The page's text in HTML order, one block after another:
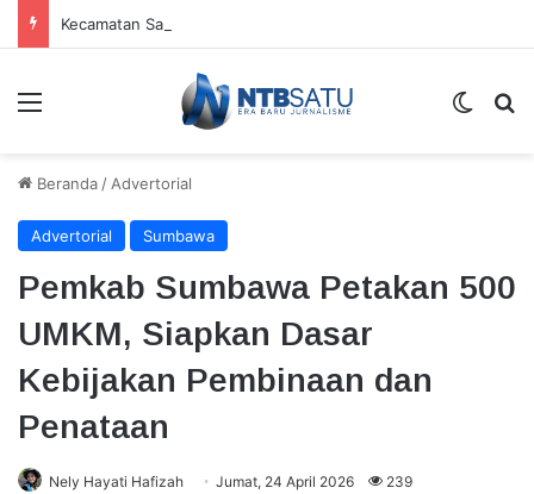
Menu
Beranda / Advertorial
Advertorial Sumbawa
Pemkab Sumbawa Petakan 500
UMKM, Siapkan Dasar
Kebijakan Pembinaan dan
Penataan
Nely Hayati Hafizah Jumat, 24 April 2026 239